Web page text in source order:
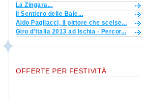
La Zingara...
Il Sentiero delle Baie...
Aldo Pagliacci, il pittore che scelse...
Giro d'Italia 2013 ad Ischia - Percor...
OFFERTE PER FESTIVITÀ